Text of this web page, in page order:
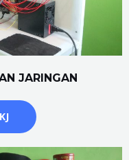
JARINGAN